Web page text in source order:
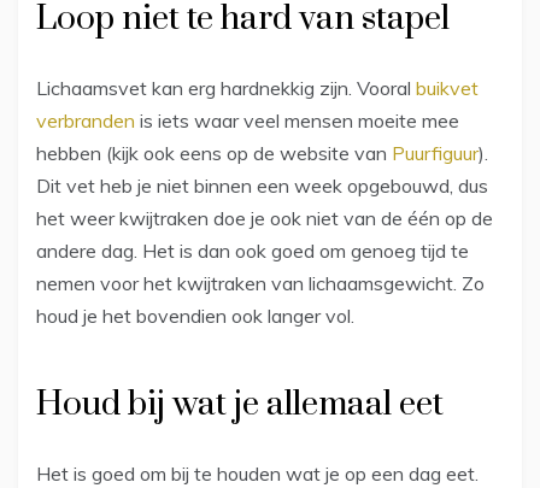
Loop niet te hard van stapel
Lichaamsvet kan erg hardnekkig zijn. Vooral buikvet
verbranden is iets waar veel mensen moeite mee
hebben (kijk ook eens op de website van Puurfiguur).
Dit vet heb je niet binnen een week opgebouwd, dus
het weer kwijtraken doe je ook niet van de één op de
andere dag. Het is dan ook goed om genoeg tijd te
nemen voor het kwijtraken van lichaamsgewicht. Zo
houd je het bovendien ook langer vol.
Houd bij wat je allemaal eet
Het is goed om bij te houden wat je op een dag eet.